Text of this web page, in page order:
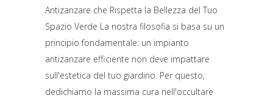
Antizanzare che Rispetta la Bellezza del Tuo
Spazio Verde La nostra filosofia si basa su un
principio fondamentale: un impianto
antizanzare efficiente non deve impattare
sull'estetica del tuo giardino. Per questo,
dedichiamo la massima cura nell'occultare